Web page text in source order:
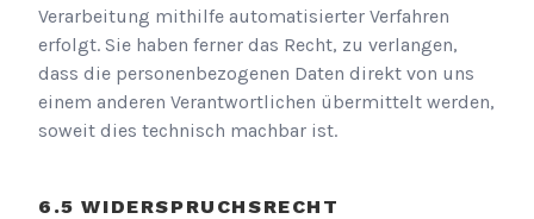
Verarbeitung mithilfe automatisierter Verfahren
erfolgt. Sie haben ferner das Recht, zu verlangen,
dass die personenbezogenen Daten direkt von uns
einem anderen Verantwortlichen übermittelt werden,
soweit dies technisch machbar ist.
WIDERSPRUCHSRECHT